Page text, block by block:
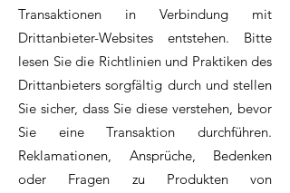
Transaktionen in Verbindung mit
Drittanbieter-Websites entstehen. Bitte
lesen Sie die Richtlinien und Praktiken des
Drittanbieters sorgfältig durch und stellen
Sie sicher, dass Sie diese verstehen, bevor
Sie eine Transaktion durchführen.
Reklamationen, Ansprüche, Bedenken
oder Fragen zu Produkten von